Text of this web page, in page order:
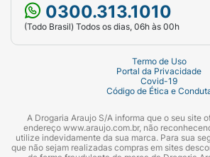
0300.313.1010
(Todo Brasil) Todos os dias, 06h às 00h
Termo de Uso
Portal da Privacidade
Covid-19
Código de Ética e
A Drogaria Araujo S/A informa que o seu site
endereço www.araujo.com.br, não
utilize indevidamente da sua marca. Para sua
que não sejam realizadas compras em sites